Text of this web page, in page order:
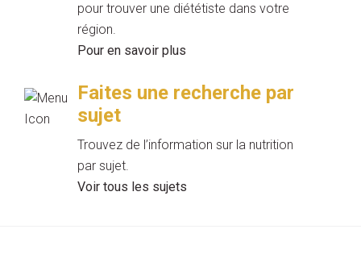
pour trouver une diététiste dans votre
région.
Pour en savoir plus
Faites une recherche par
sujet
Trouvez de l’information sur la nutrition
par sujet.
Voir tous les sujets